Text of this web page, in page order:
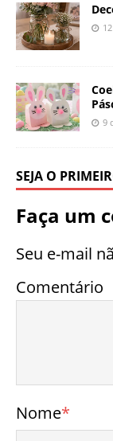
9
SEJA O
Faça um
Seu e-mail
Comentário
Nome*